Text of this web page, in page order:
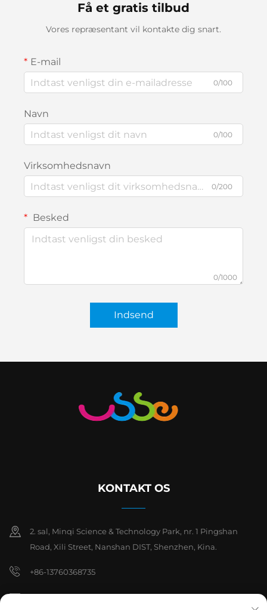
Få et gratis tilbud
Vores repræsentant vil kontakte dig snart.
E-mail
0/100
Navn
0/100
Virksomhedsnavn
0/200
Besked
0/1000
Indsend
KONTAKT OS
2. sal, Minqi Science & Technology Park, nr. 1 Pingshan
Road, Xili Street, Nanshan DIST, Shenzhen, Kina.
+86-13760368735